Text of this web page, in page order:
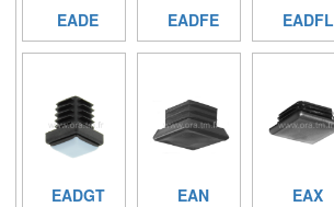
EADE EADFE EADFL
EADGT EAN EAX